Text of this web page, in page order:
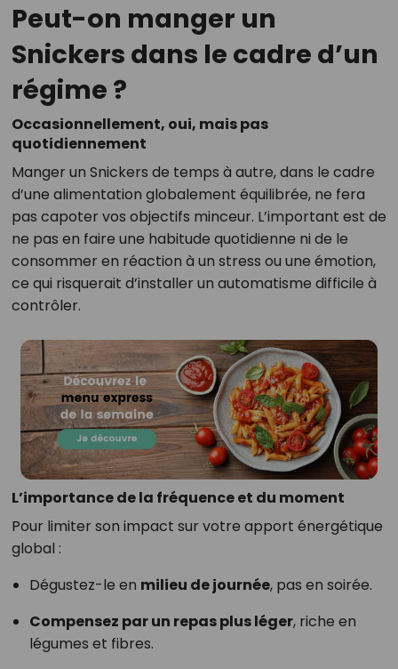
Peut-on manger un
Snickers dans le cadre d’un
régime ?
Occasionnellement, oui, mais pas
quotidiennement
Manger un Snickers de temps à autre, dans le cadre
d’une alimentation globalement équilibrée, ne fera
pas capoter vos objectifs minceur. L’important est de
ne pas en faire une habitude quotidienne ni de le
consommer en réaction à un stress ou une émotion,
ce qui risquerait d’installer un automatisme difficile à
contrôler.
L’importance de la fréquence et du moment
Pour limiter son impact sur votre apport énergétique
global :
Dégustez-le en milieu de journée, pas en soirée.
Compensez par un repas plus léger, riche en
légumes et fibres.